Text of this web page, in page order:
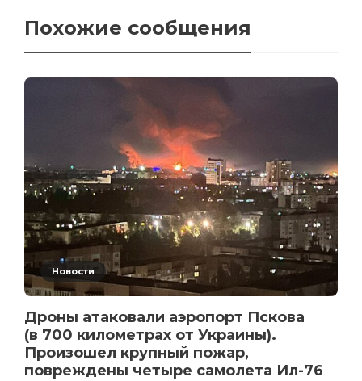
Похожие сообщения
Новости
Дроны атаковали аэропорт Пскова
(в 700 километрах от Украины).
Произошел крупный пожар,
повреждены четыре самолета Ил-76